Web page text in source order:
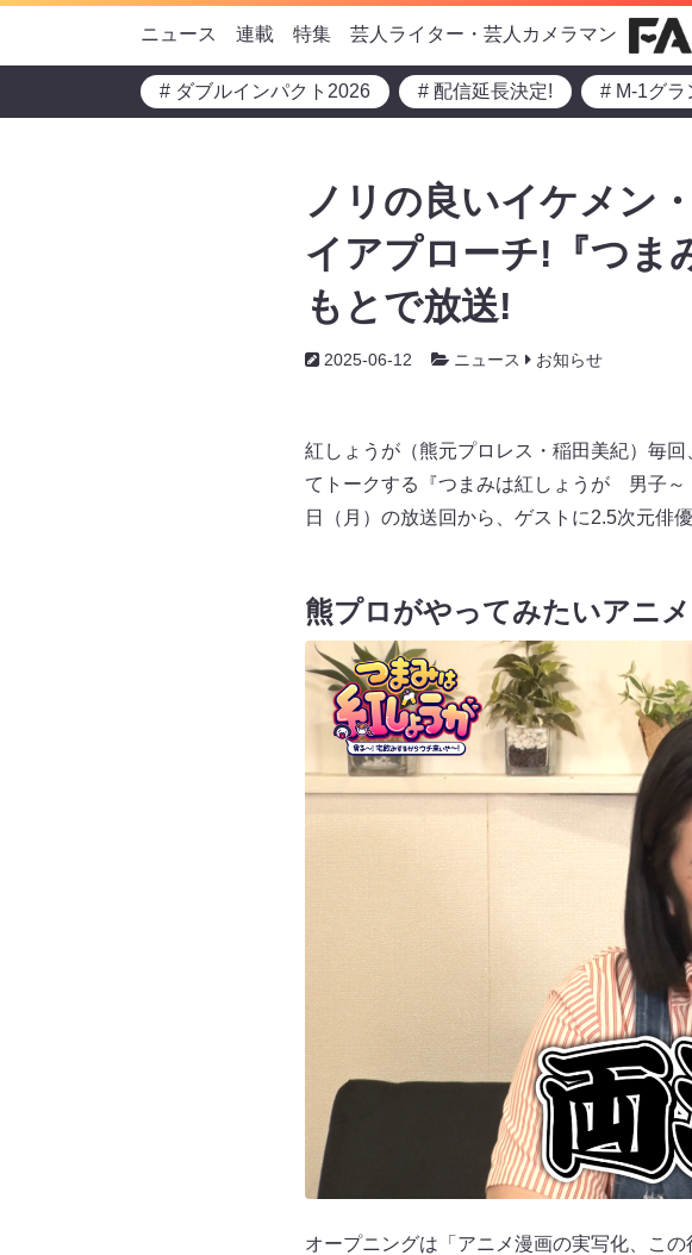
ニュース 連載 特集 芸人ライター・芸人カメラマン
# ダブルインパクト2026 # 配信延長決定! # M-1グラ
ノリの良いイケメン
イアプローチ!『つま
もとで放送!
2025-06-12 ニュース お知らせ
紅しょうが（熊元プロレス・稲田美紀）毎
てトークする『つまみは紅しょうが 男子～
日（月）の放送回から、ゲストに2.5次元俳
熊プロがやってみたいアニ
オープニングは「アニメ漫画の実写化、こ